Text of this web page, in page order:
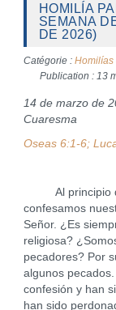
HOMILÍA
SEMANA
DE 2026)
Catégorie : Homilías
Publication : 13
14 de marzo de
Cuaresma
Oseas 6:1-6;
Al principio de
confesamos
Señor. ¿Es
religiosa?
pecadores? Por
algunos
confesión y han
han sido